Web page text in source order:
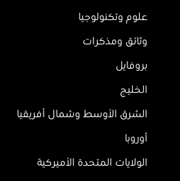
علوم وتكنولوجيا
وثائق ومذكرات
بروفايل
الخليج
الشرق الأوسط وشمال أفريقيا
أوروبا
الولايات المتحدة الأميركية